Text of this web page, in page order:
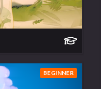
BEGINNER